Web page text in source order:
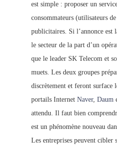
est simple : proposer un
consommateurs (utilisateurs
publicitaires. Si l’annonce est
le secteur de la part d’un
que le leader SK Telecom et
muets. Les deux groupes
discrètement et feront surface
portails Internet Naver, Daum
attendu. Il faut bien
est un phénomène nouveau
Les entreprises peuvent cibler